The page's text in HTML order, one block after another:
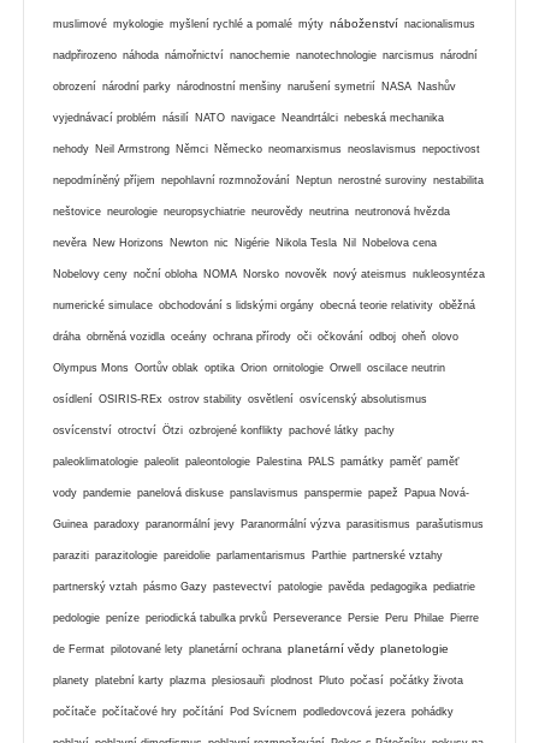
muslimové mykologie myšlení rychlé a pomalé mýty náboženství nacionalismus
nadpřirozeno náhoda námořnictví nanochemie nanotechnologie narcismus národní
obrození národní parky národnostní menšiny narušení symetrií NASA Nashův
vyjednávací problém násilí NATO navigace Neandrtálci nebeská mechanika
nehody Neil Armstrong Němci Německo neomarxismus neoslavismus nepoctivost
nepodmíněný příjem nepohlavní rozmnožování Neptun nerostné suroviny nestabilita
neštovice neurologie neuropsychiatrie neurovědy neutrina neutronová hvězda
nevěra New Horizons Newton nic Nigérie Nikola Tesla Nil Nobelova cena
Nobelovy ceny noční obloha NOMA Norsko novověk nový ateismus nukleosyntéza
numerické simulace obchodování s lidskými orgány obecná teorie relativity oběžná
dráha obrněná vozidla oceány ochrana přírody oči očkování odboj oheň olovo
Olympus Mons Oortův oblak optika Orion ornitologie Orwell oscilace neutrin
osídlení OSIRIS-REx ostrov stability osvětlení osvícenský absolutismus
osvícenství otroctví Ötzi ozbrojené konflikty pachové látky pachy
paleoklimatologie paleolit paleontologie Palestina PALS památky paměť paměť
vody pandemie panelová diskuse panslavismus panspermie papež Papua Nová-
Guinea paradoxy paranormální jevy Paranormální výzva parasitismus parašutismus
paraziti parazitologie pareidolie parlamentarismus Parthie partnerské vztahy
partnerský vztah pásmo Gazy pastevectví patologie pavěda pedagogika pediatrie
pedologie peníze periodická tabulka prvků Perseverance Persie Peru Philae Pierre
de Fermat pilotované lety planetární ochrana planetární vědy planetologie
planety platební karty plazma plesiosauři plodnost Pluto počasí počátky života
počítače počítačové hry počítání Pod Svícnem podledovcová jezera pohádky